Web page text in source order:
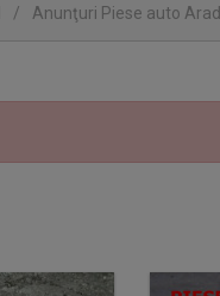
/ Anunţuri Piese auto Arad